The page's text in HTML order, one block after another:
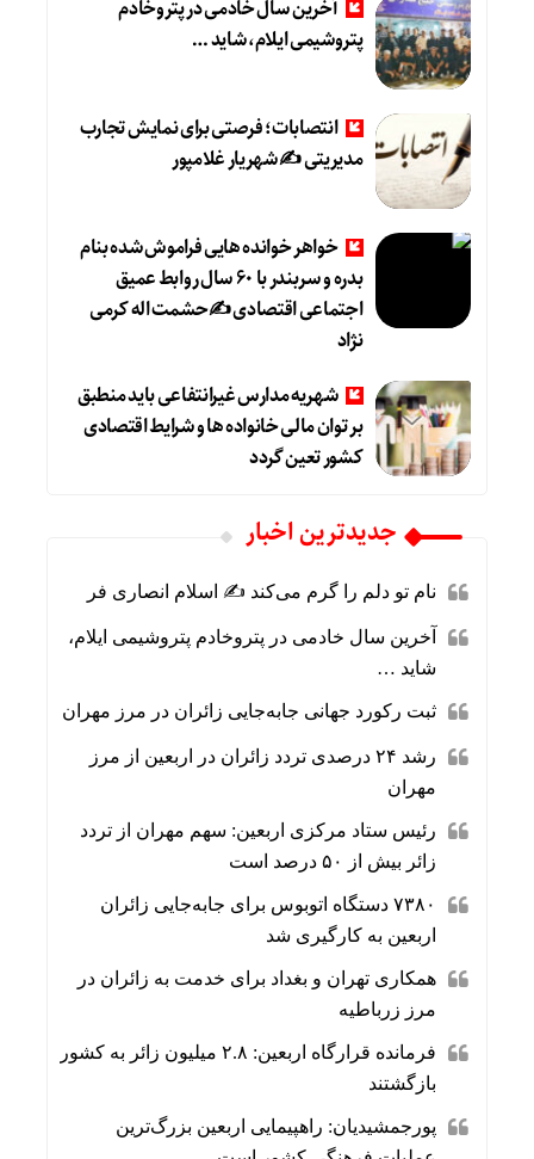
آخرین سال خادمی در پتروخادم
پتروشیمی ایلام، شاید …
انتصابات؛ فرصتی برای نمایش تجارب
مدیریتی ✍ شهریار غلامپور
خواهر خوانده هایی فراموش شده بنام
بدره و سربندر با ۶۰ سال روابط عمیق
اجتماعی اقتصادی ✍حشمت اله کرمی
نژاد
شهریه مدارس غیرانتفاعی باید منطبق
بر توان مالی خانواده ها و شرایط اقتصادی
کشور تعین گردد
جديدترين اخبار
نام تو دلم را گرم می‌کند ✍️ اسلام انصاری فر
آخرین سال خادمی در پتروخادم پتروشیمی ایلام،
شاید …
ثبت رکورد جهانی جابه‌جایی زائران در مرز مهران
رشد ۲۴ درصدی تردد زائران در اربعین از مرز
مهران
رئیس ستاد مرکزی اربعین: سهم مهران از تردد
زائر بیش از ۵۰ درصد است
۷۳۸۰ دستگاه اتوبوس برای جابه‌جایی زائران
اربعین به‌ کارگیری شد
همکاری تهران و بغداد برای خدمت به زائران در
مرز زرباطیه
فرمانده قرارگاه اربعین: ۲.۸ میلیون زائر به کشور
بازگشتند
پورجمشیدیان: راهپیمایی اربعین بزرگ‌ترین